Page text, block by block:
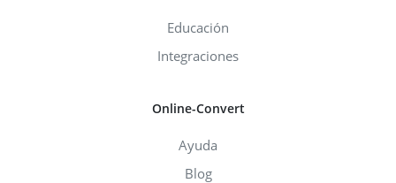
Educación
Integraciones
Online-Convert
Ayuda
Blog